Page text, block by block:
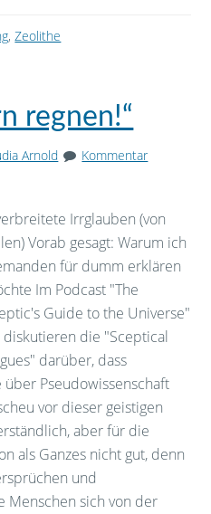
,Zeolithe
regnen!“
Arnold
Kommentar
Irrglauben (von
Vorab gesagt: Warum ich
für dumm erklären
Im Podcast "The
Guide to the Universe"
diskutieren die "Sceptical
darüber, dass
Pseudowissenschaft
vor dieser geistigen
aber für die
als Ganzes nicht gut, denn
und
Menschen sich von der